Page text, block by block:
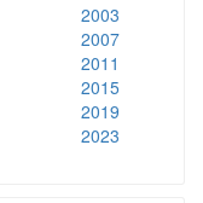
2003
2007
2011
2015
2019
2023